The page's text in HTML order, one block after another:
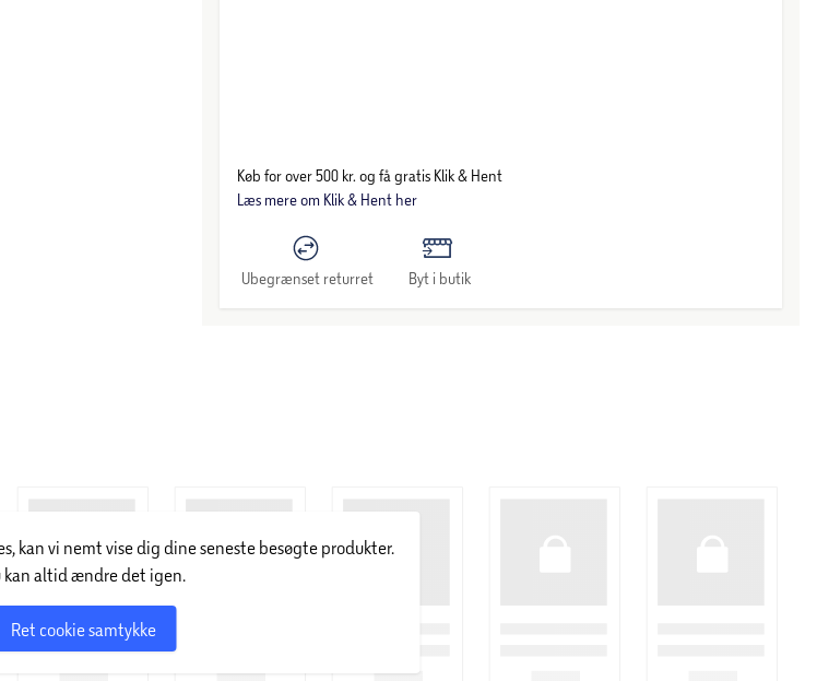
Køb for over 500 kr. og få gratis Klik & Hent
Læs mere om Klik & Hent her
Ubegrænset returret Byt i butik
kan vi nemt vise dig dine seneste besøgte produkter.
kan altid ændre det igen.
Ret cookie samtykke